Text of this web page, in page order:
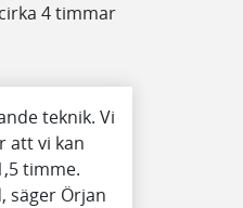
4 timmar
teknik. Vi
att vi kan
timme.
säger Örjan